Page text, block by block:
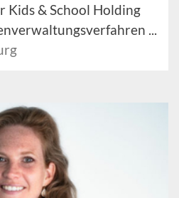
Kids & School Holding
...